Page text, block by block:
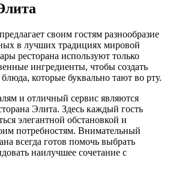
своим гостям разнообразие
в лучших традициях мировой
ресторана используют только
ингредиенты, чтобы создать
которые буквально тают во рту.
и отличный сервис являются
Элита. Здесь каждый гость
элегантной обстановкой и
потребностям. Внимательный
всегда готов помочь выбрать
наилучшее сочетание с